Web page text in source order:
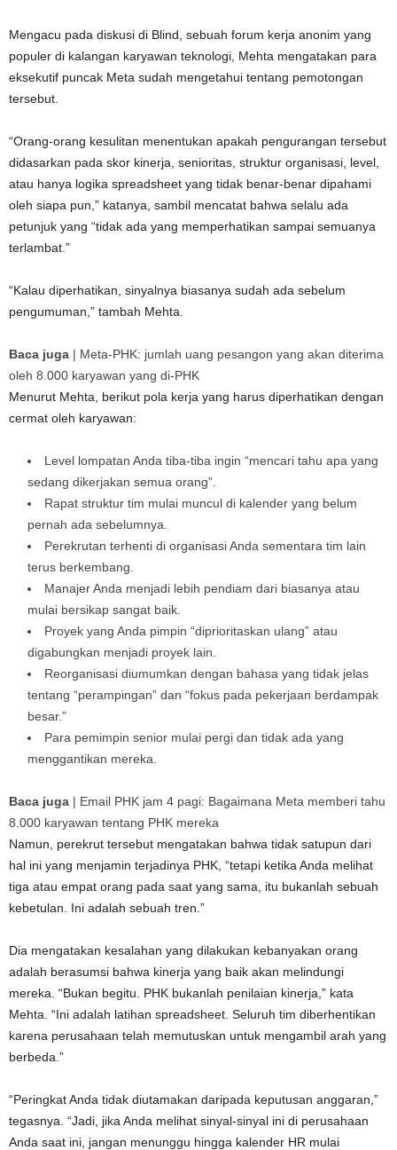
Mengacu pada diskusi di Blind, sebuah forum kerja anonim yang
populer di kalangan karyawan teknologi, Mehta mengatakan para
eksekutif puncak Meta sudah mengetahui tentang pemotongan
tersebut.
“Orang-orang kesulitan menentukan apakah pengurangan tersebut
didasarkan pada skor kinerja, senioritas, struktur organisasi, level,
atau hanya logika spreadsheet yang tidak benar-benar dipahami
oleh siapa pun,” katanya, sambil mencatat bahwa selalu ada
petunjuk yang “tidak ada yang memperhatikan sampai semuanya
terlambat.”
“Kalau diperhatikan, sinyalnya biasanya sudah ada sebelum
pengumuman,” tambah Mehta.
Baca juga | Meta-PHK: jumlah uang pesangon yang akan diterima
oleh 8.000 karyawan yang di-PHK
Menurut Mehta, berikut pola kerja yang harus diperhatikan dengan
cermat oleh karyawan:
Level lompatan Anda tiba-tiba ingin “mencari tahu apa yang
sedang dikerjakan semua orang”.
Rapat struktur tim mulai muncul di kalender yang belum
pernah ada sebelumnya.
Perekrutan terhenti di organisasi Anda sementara tim lain
terus berkembang.
Manajer Anda menjadi lebih pendiam dari biasanya atau
mulai bersikap sangat baik.
Proyek yang Anda pimpin “diprioritaskan ulang” atau
digabungkan menjadi proyek lain.
Reorganisasi diumumkan dengan bahasa yang tidak jelas
tentang “perampingan” dan “fokus pada pekerjaan berdampak
besar.”
Para pemimpin senior mulai pergi dan tidak ada yang
menggantikan mereka.
Baca juga | Email PHK jam 4 pagi: Bagaimana Meta memberi tahu
8.000 karyawan tentang PHK mereka
Namun, perekrut tersebut mengatakan bahwa tidak satupun dari
hal ini yang menjamin terjadinya PHK, “tetapi ketika Anda melihat
tiga atau empat orang pada saat yang sama, itu bukanlah sebuah
kebetulan. Ini adalah sebuah tren.”
Dia mengatakan kesalahan yang dilakukan kebanyakan orang
adalah berasumsi bahwa kinerja yang baik akan melindungi
mereka. “Bukan begitu. PHK bukanlah penilaian kinerja,” kata
Mehta. “Ini adalah latihan spreadsheet. Seluruh tim diberhentikan
karena perusahaan telah memutuskan untuk mengambil arah yang
berbeda.”
“Peringkat Anda tidak diutamakan daripada keputusan anggaran,”
tegasnya. “Jadi, jika Anda melihat sinyal-sinyal ini di perusahaan
Anda saat ini, jangan menunggu hingga kalender HR mulai